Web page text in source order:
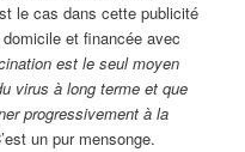
le cas dans cette publicité
et financée avec
est le seul moyen
virus à long terme et que
progressivement à la
un pur mensonge.